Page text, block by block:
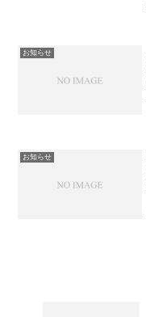
お知らせ
お知らせ